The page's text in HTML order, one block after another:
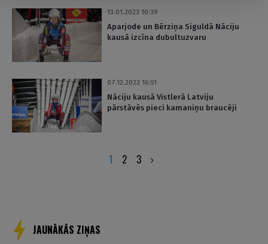
13.01.2023 10:39
Aparjode un Bērziņa Siguldā Nāciju
kausā izcīna dubultuzvaru
07.12.2022 16:51
Nāciju kausā Vistlerā Latviju
pārstāvēs pieci kamaniņu braucēji
1 2 3
JAUNĀKĀS ZIŅAS